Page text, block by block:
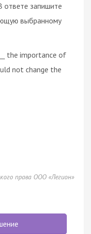
ответе запишите
выбранному
the importance of
not change the
права ООО «Легион»